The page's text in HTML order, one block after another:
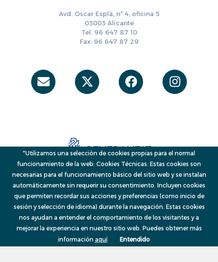
Avd. Oscar Esplà, nº 4, oficina 5
03003 Alicante
Tel: 96 647 87 10
Fax: 96 647 87 29
Envelope
X-
twitter
Facebook
© 2026, VAERSA, Generalitat Valenciana
Menú
"Utilizamos una selección de cookies propias para el normal
funcionamiento de la web: Cookies Técnicas: Estas cookies son
necesarias para el funcionamiento básico del sitio web y se instalan
automáticamente sin requerir su consentimiento. Incluyen cookies
que permiten recordar sus acciones y preferencias (como inicio de
sesión y selección de idioma) durante la navegación. Estas cookies
nos ayudan a entender el comportamiento de los visitantes y a
mejorar la experiencia en nuestro sitio web. Puedes obtener más
información aquí Entendido